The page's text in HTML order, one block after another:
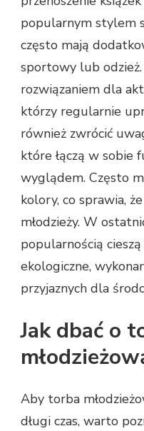
popularnym stylem
często mają
sportowy lub
rozwiązaniem dla
którzy regularnie
również zwrócić
które łączą w sobie
wyglądem. Często
kolory, co sprawia,
młodzieży. W
popularnością
ekologiczne,
przyjaznych dla
Jak dbać o
Aby torba
długi czas, warto